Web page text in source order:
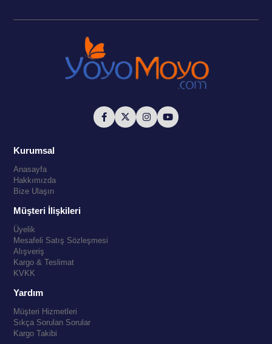
Kurumsal
Anasayfa
Hakkımızda
Bize Ulaşın
Müşteri İlişkileri
Üyelik
Mesafeli Satış Sözleşmesi
Alışveriş
Kargo & Teslimat
KVKK
Yardım
Müşteri Hizmetleri
Sıkça Sorulan Sorular
Kargo Takibi